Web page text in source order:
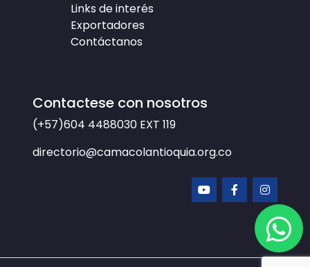
Links de interés
Exportadores
Contáctanos
Contactese con nosotros
(+57)604 4488030 EXT 119
directorio@camacolantioquia.org.co